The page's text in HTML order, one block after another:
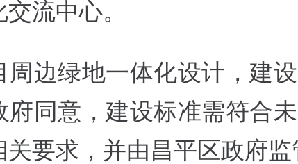
流中心。
周边绿地一体化设计，建
府同意，建设标准需符合
要求，并由昌平区政府监